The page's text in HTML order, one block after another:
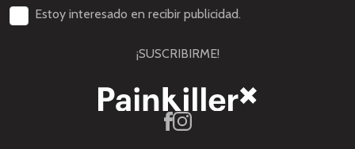
Estoy interesado en recibir publicidad.
¡SUSCRIBIRME!